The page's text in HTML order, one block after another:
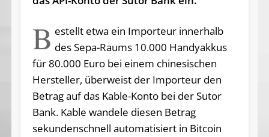
B estellt etwa ein Importeur innerhalb
des Sepa-Raums 10.000 Handyakkus
für 80.000 Euro bei einem chinesischen
Hersteller, überweist der Importeur den
Betrag auf das Kable-Konto bei der Sutor
Bank. Kable wandele diesen Betrag
sekundenschnell automatisiert in Bitcoin